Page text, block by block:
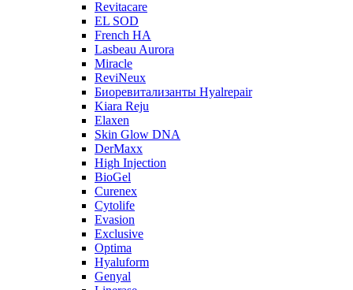
Revitacare
EL SOD
French HA
Lasbeau Aurora
Miracle
ReviNeux
Биоревитализанты Hyalrepair
Kiara Reju
Elaxen
Skin Glow DNA
DerMaxx
High Injection
BioGel
Curenex
Cytolife
Evasion
Exclusive
Optima
Hyaluform
Genyal